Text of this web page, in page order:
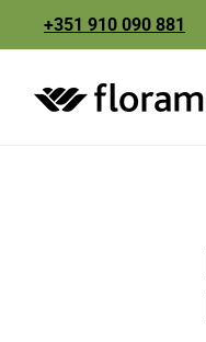
+351 910 090 881